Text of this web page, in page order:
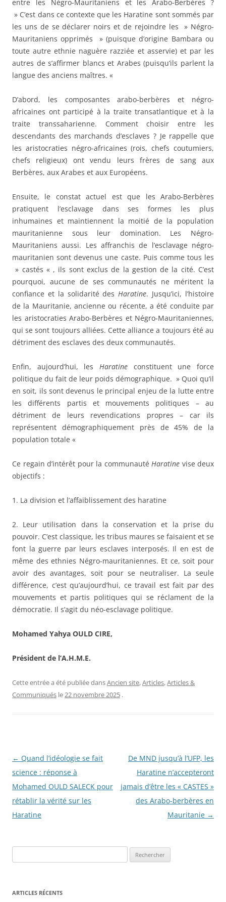
entre les Négro-Mauritaniens et les Arabo-Berbères ?
» C’est dans ce contexte que les Haratine sont sommés par
les uns de se déclarer noirs et de rejoindre les » Négro-
Mauritaniens opprimés » (puisque d’origine Bambara ou
toute autre ethnie naguère razziée et asservie) et par les
autres de s’affirmer blancs et Arabes (puisqu’ils parlent la
langue des anciens maîtres. «
D’abord, les composantes arabo-berbères et négro-
africaines ont participé à la traite transatlantique et à la
traite transsaharienne. Comment choisir entre les
descendants des marchands d’esclaves ? Je rappelle que
les aristocraties négro-africaines (rois, chefs coutumiers,
chefs religieux) ont vendu leurs frères de sang aux
Berbères, aux Arabes et aux Européens.
Ensuite, le constat actuel est que les Arabo-Berbères
pratiquent l’esclavage dans ses formes les plus
inhumaines et maintiennent la moitié de la population
mauritanienne sous leur domination. Les Négro-
Mauritaniens aussi. Les affranchis de l’esclavage négro-
mauritanien sont devenus une caste. Puis comme tous les
» castés « , ils sont exclus de la gestion de la cité. C’est
pourquoi, aucune de ses communautés ne méritent la
confiance et la solidarité desHaratine. Jusqu’ici, l’histoire
de la Mauritanie, ancienne ou récente, a été conduite par
les aristocraties Arabo-Berbères et Négro-Mauritaniennes,
qui se sont toujours alliées. Cette alliance a toujours été au
détriment des esclaves des deux communautés.
Enfin, aujourd’hui, les Haratine constituent une force
politique du fait de leur poids démographique. » Quoi qu’il
en soit, ils sont devenus le principal enjeu de la lutte entre
les différents partis et mouvements politiques – au
détriment de leurs revendications propres – car ils
représentent démographiquement près de 45% de la
population totale «
Ce regain d’intérêt pour la communauté Haratine vise deux
objectifs :
1. La division et l’affaiblissement des haratine
2. Leur utilisation dans la conservation et la prise du
pouvoir. C’est classique, les tribus maures se faisaient et se
font la guerre par leurs esclaves interposés. Il en est de
même des ethnies Négro-mauritaniennes. Et ce, soit pour
avoir des avantages, soit pour se neutraliser. La seule
différence, c’est qu’aujourd’hui, ce travail est fait par des
mouvements et partis politiques qui se réclament de la
démocratie. Il s’agit du néo-esclavage politique.
Mohamed Yahya OULD CIRE,
Président de l’A.H.M.E.
Cette entrée a été publiée dansAncien site,Articles,Articles &
Communiqués le22 novembre 2025 .
Navigation
des
articles
← Quand l’idéologie se fait
science : réponse à
Mohamed OULD SALECK pour
rétablir la vérité sur les
Haratine
De MND jusqu’à l’UFP, les
Haratine n’accepteront
jamais d’être les « CASTES »
des Arabo-berbères en
Mauritanie →
e
h
ARTICLES RÉCENTS